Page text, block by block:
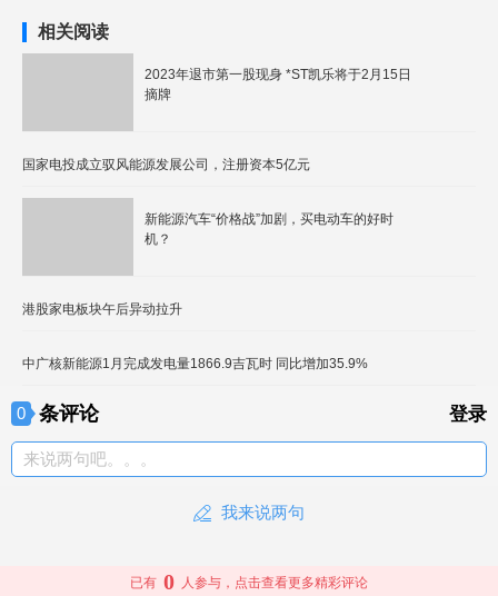
相关阅读
2023年退市第一股现身 *ST凯乐将于2月15日
摘牌
国家电投成立驭风能源发展公司，注册资本5亿元
新能源汽车“价格战”加剧，买电动车的好时
机？
港股家电板块午后异动拉升
中广核新能源1月完成发电量1866.9吉瓦时 同比增加35.9%
0 条评论 登录
来说两句吧。。。
我来说两句
已有 0 人参与，点击查看更多精彩评论